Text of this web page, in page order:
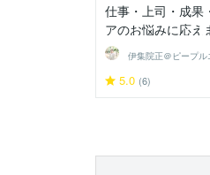
仕事・上司・成果
アのお悩みに応え
5.0 (6)